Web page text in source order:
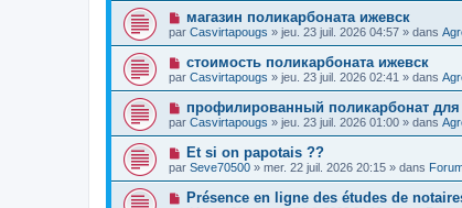
e
a
g
e
u
m
e
s
a
g
e
e
a
u
m
e
s
a
g
e
N
o
u
e
a
u
m
e
s
s
a
g
e
магазин поликарбоната ижевск
par Casvirtapougs » jeu. 23 juil. 2026 04:57 » dans
N
o
u
e
a
u
m
e
s
s
a
стоимость поликарбоната ижевск
par Casvirtapougs » jeu. 23 juil. 2026 02:41 » dans
N
o
u
v
e
a
u
m
профилированный поликарбонат для
par Casvirtapougs » jeu. 23 juil. 2026 01:00 » dans
N
o
u
v
e
Et si on papotais ??
par Seve70500 » mer. 22 juil. 2026 20:15 » dans
NPrésence en ligne des études de